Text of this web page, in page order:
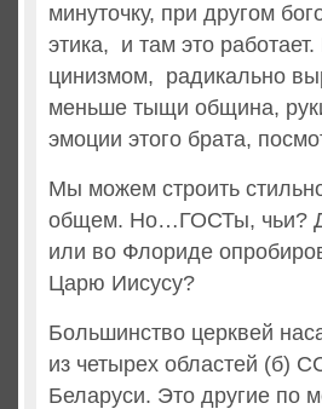
минуточку, при другом
этика, и там это
цинизмом, радикально
меньше тыщи община,
эмоции этого брата,
Мы можем строить
общем. Но…ГОСТы, чьи?
или во Флориде
Царю Иисусу?
Большинство церквей
из четырех областей (б)
Беларуси. Это другие по